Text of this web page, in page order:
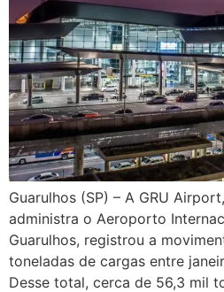
Guarulhos (SP) – A GRU
administra o Aeroporto
Guarulhos, registrou a
toneladas de cargas entre
Desse total, cerca de 56,3 mil